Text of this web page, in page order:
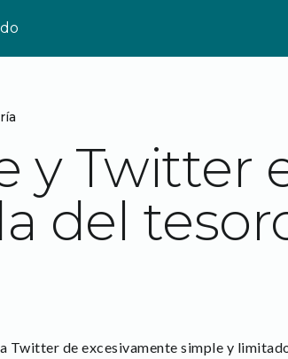
y Twitter
del
Twitter de excesivamente simple y